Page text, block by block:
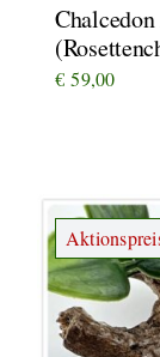
€ 59,00